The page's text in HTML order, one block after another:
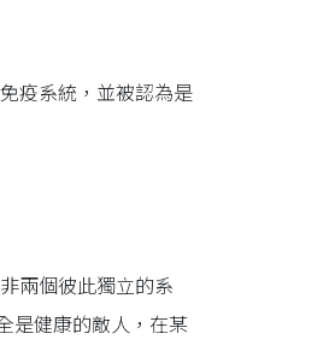
疫系統，並被認為是
兩個彼此獨立的系
是健康的敵人，在某